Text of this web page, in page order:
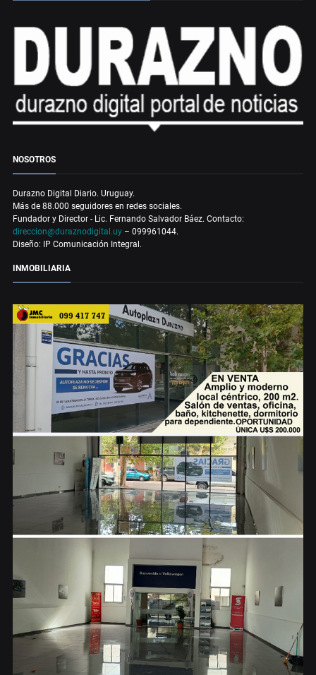
NOSOTROS
Durazno Digital Diario. Uruguay.
Más de 88.000 seguidores en redes sociales.
Fundador y Director - Lic. Fernando Salvador Báez. Contacto:
direccion@duraznodigital.uy – 099961044.
Diseño: IP Comunicación Integral.
INMOBILIARIA